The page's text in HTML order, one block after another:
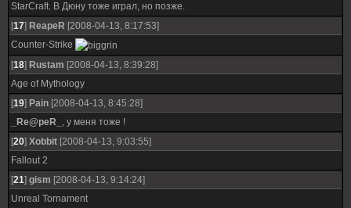
StarCraft. В Дюну тоже играл, но позже.
[17] ReapeR [2008-04-13, 8:17:53]
Counter-Strike
[18] Rustam [2008-04-13, 8:39:28]
Age of Mythology
[19] Pain [2008-04-13, 8:45:28]
_Re@peR_ , у меня тоже !
[20] Xobbit [2008-04-13, 9:03:55]
Fallout 2
[21] gism [2008-04-13, 9:14:24]
Unreal Tornament